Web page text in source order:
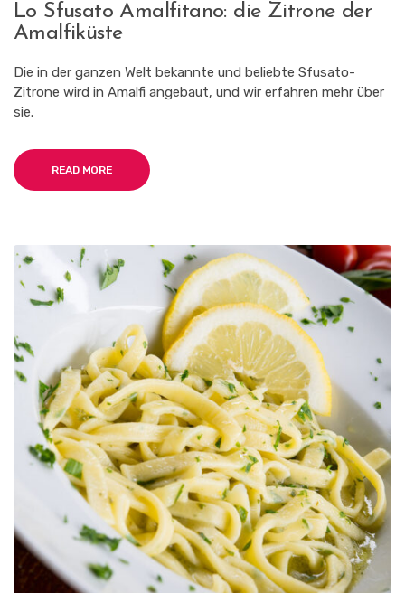
L
F
U
S
I
T
N
:
D
I
E
Z
I
T
R
O
N
E
D
E
R
A
M
A
Lo Sfusato Amalfitano: die Zitrone der
Amalfiküste
Die in der ganzen Welt bekannte und beliebte Sfusato-
Zitrone wird in Amalfi angebaut, und wir erfahren mehr über
sie.
READ MORE